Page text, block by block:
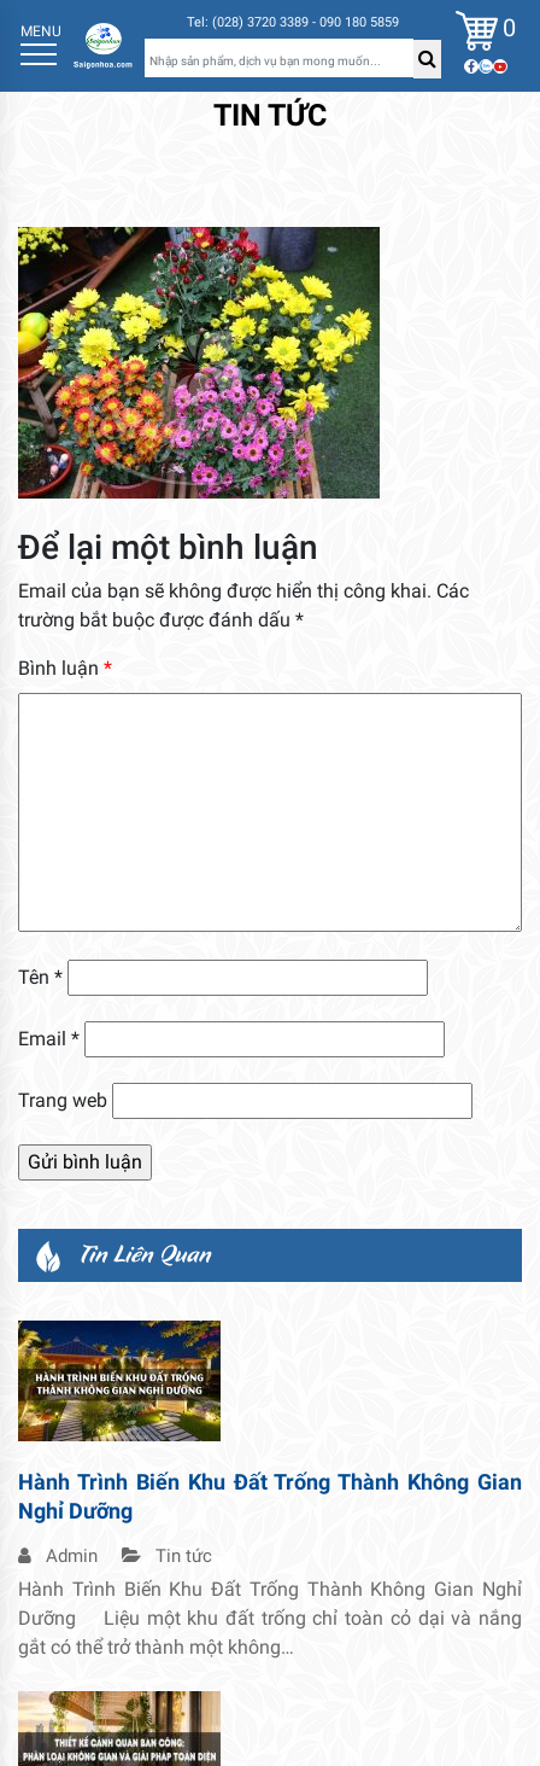
MENU Tel: (028) 3720 3389 - 090 180 5859 0
TIN TỨC
Để lại một bình luận
Email của bạn sẽ không được hiển thị công khai. Các
trường bắt buộc được đánh dấu *
Bình luận *
Tên *
Email *
Trang web
Tin Liên Quan
Hành Trình Biến Khu Đất Trống Thành Không Gian
Nghỉ Dưỡng
Admin Tin tức
Hành Trình Biến Khu Đất Trống Thành Không Gian Nghỉ
Dưỡng Liệu một khu đất trống chỉ toàn cỏ dại và nắng
gắt có thể trở thành một không…